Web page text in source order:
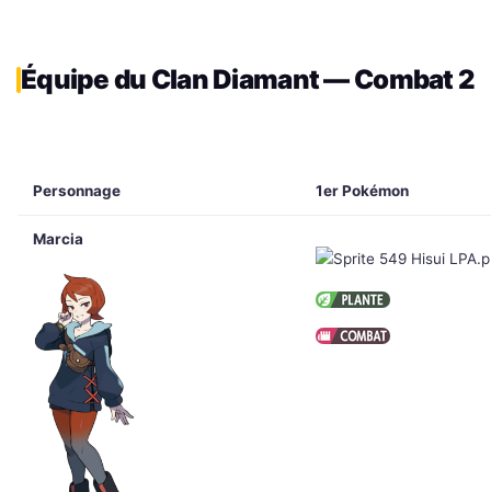
Équipe du Clan Diamant — Combat 2
Personnage 1er Pokémon
Marcia